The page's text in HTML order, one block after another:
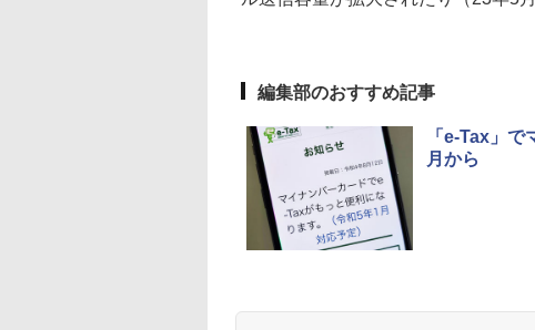
編集部のおすすめ記事
「e-Tax」
月から